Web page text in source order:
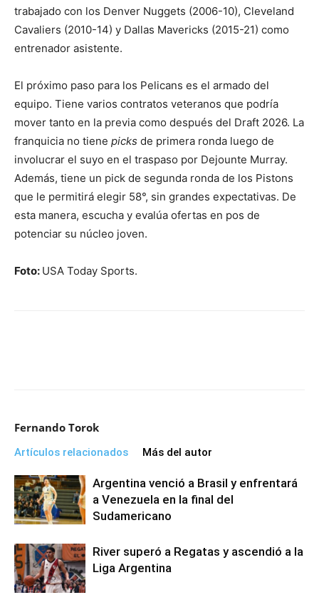
trabajado con los Denver Nuggets (2006-10), Cleveland
Cavaliers (2010-14) y Dallas Mavericks (2015-21) como
entrenador asistente.
El próximo paso para los Pelicans es el armado del
equipo. Tiene varios contratos veteranos que podría
mover tanto en la previa como después del Draft 2026. La
franquicia no tiene picks de primera ronda luego de
involucrar el suyo en el traspaso por Dejounte Murray.
Además, tiene un pick de segunda ronda de los Pistons
que le permitirá elegir 58°, sin grandes expectativas. De
esta manera, escucha y evalúa ofertas en pos de
potenciar su núcleo joven.
Foto: USA Today Sports.
Fernando Torok
Artículos relacionados Más del autor
Argentina venció a Brasil y enfrentará
a Venezuela en la final del
Sudamericano
River superó a Regatas y ascendió a la
Liga Argentina